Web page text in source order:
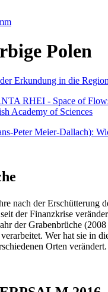
Polen
Erkundung in die
RHEI - Space of
Academy of Sciences
Peter Meier-Dallach):
nach der
der Finanzkrise
der Grabenbrüche
Wer hat sie in
Orten verändert.